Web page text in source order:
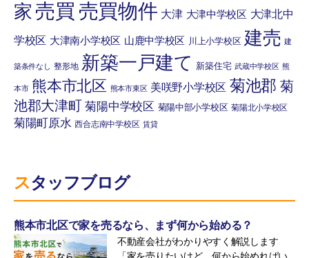
家 売買 売買物件 大津 大津中学校区 大津北中
学校区 大津南小学校区 山鹿中学校区 川上小学校区 建売 建
築条件なし 整形地 新築一戸建て 新築住宅 武蔵中学校区 熊
本市 熊本市北区 熊本市東区 美咲野小学校区 菊池郡 菊
池郡大津町 菊陽中学校区 菊陽中部小学校区 菊陽北小学校区
菊陽町原水 西合志南中学校区 賃貸
スタッフブログ
熊本市北区で家を売るなら、まず何から始める？
不動産会社がわかりやすく解説します